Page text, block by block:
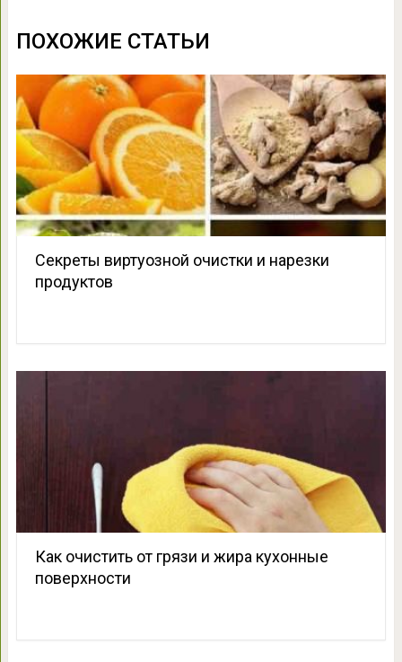
ПОХОЖИЕ СТАТЬИ
Секреты виртуозной очистки и нарезки
продуктов
Как очистить от грязи и жира кухонные
поверхности